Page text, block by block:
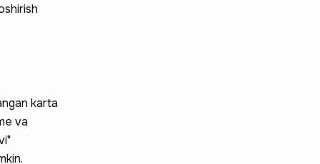
karta
va